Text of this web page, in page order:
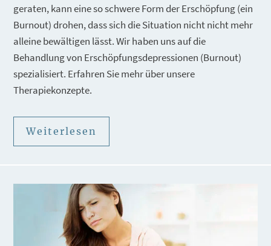
geraten, kann eine so schwere Form der Erschöpfung (ein
Burnout) drohen, dass sich die Situation nicht nicht mehr
alleine bewältigen lässt. Wir haben uns auf die
Behandlung von Erschöpfungsdepressionen (Burnout)
spezialisiert. Erfahren Sie mehr über unsere
Therapiekonzepte.
Weiterlesen